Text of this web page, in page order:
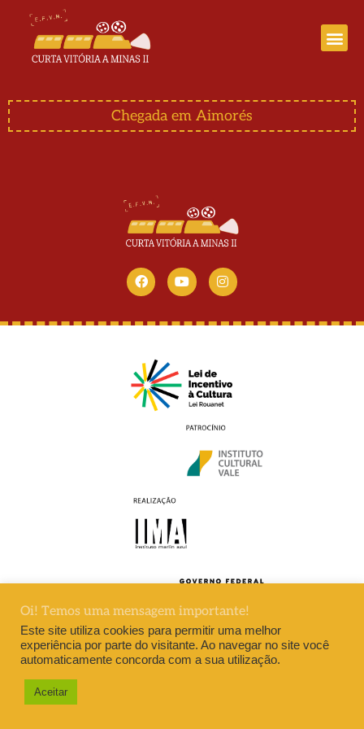
Chegada em Aimorés
DESENVOLVIMENTO DIVERSA
Oi! Temos uma mensagem importante!
Este site utiliza cookies para permitir uma melhor
experiência por parte do visitante. Ao navegar no site você
automaticamente concorda com a sua utilização.
Aceitar